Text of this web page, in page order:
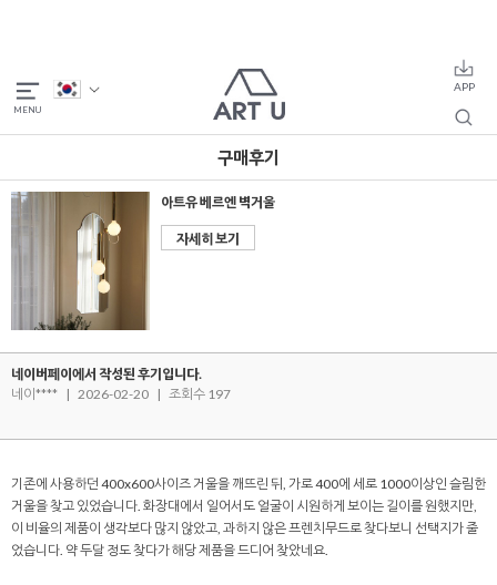
구매후기
아트유 베르엔 벽거울
자세히 보기
네이버페이에서 작성된 후기입니다.
네이****
| 2026-02-20 | 조회수 197
기존에 사용하던 400x600사이즈 거울을 깨뜨린 뒤, 가로 400에 세로 1000이상인 슬림한
거울을 찾고 있었습니다. 화장대에서 일어서도 얼굴이 시원하게 보이는 길이를 원했지만,
이 비율의 제품이 생각보다 많지 않았고, 과하지 않은 프렌치무드로 찾다보니 선택지가 줄
었습니다. 약 두달 정도 찾다가 해당 제품을 드디어 찾았네요.